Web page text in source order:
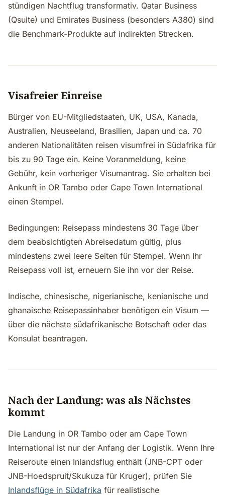
stündigen Nachtflug transformativ. Qatar Business
(Qsuite) und Emirates Business (besonders A380) sind
die Benchmark-Produkte auf indirekten Strecken.
Visafreier Einreise
Bürger von EU-Mitgliedstaaten, UK, USA, Kanada,
Australien, Neuseeland, Brasilien, Japan und ca. 70
anderen Nationalitäten reisen visumfrei in Südafrika für
bis zu 90 Tage ein. Keine Voranmeldung, keine
Gebühr, kein vorheriger Visumantrag. Sie erhalten bei
Ankunft in OR Tambo oder Cape Town International
einen Stempel.
Bedingungen: Reisepass mindestens 30 Tage über
dem beabsichtigten Abreisedatum gültig, plus
mindestens zwei leere Seiten für Stempel. Wenn Ihr
Reisepass voll ist, erneuern Sie ihn vor der Reise.
Indische, chinesische, nigerianische, kenianische und
ghanaische Reisepassinhaber benötigen ein Visum —
über die nächste südafrikanische Botschaft oder das
Konsulat beantragen.
Nach der Landung: was als Nächstes
kommt
Die Landung in OR Tambo oder am Cape Town
International ist nur der Anfang der Logistik. Wenn Ihre
Reiseroute einen Inlandsflug enthält (JNB-CPT oder
JNB-Hoedspruit/Skukuza für Kruger), prüfen Sie
Inlandsflüge in Südafrika für realistische